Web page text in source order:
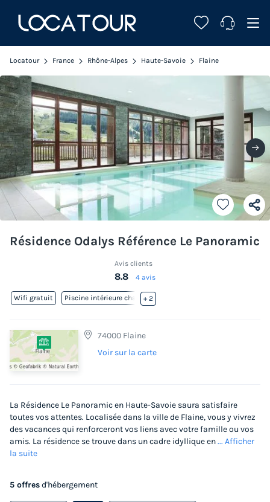
Locatour France Rhône-Alpes Haute-Savoie Flaine
Résidence Odalys Référence Le Panoramic
Avis clients
8.8 4 avis
Wifi gratuit Piscine intérieure chauffée
+ 2
74000 Flaine
Voir sur la carte
La Résidence Le Panoramic en Haute-Savoie saura satisfaire
toutes vos attentes. Localisée dans la ville de Flaine, vous y vivrez
des vacances qui renforceront vos liens avec votre famille ou vos
amis. La résidence se trouve dans un cadre idyllique en... Afficher
la suite
5 offresd'hébergement